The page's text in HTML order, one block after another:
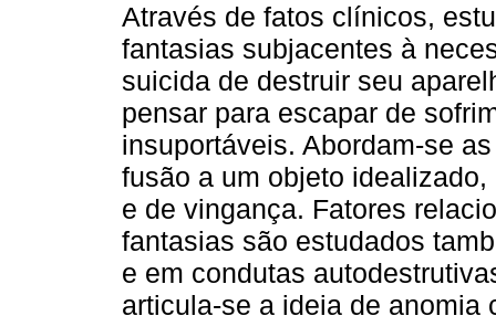
Através de fatos clínicos,
fantasias subjacentes à
suicida de destruir seu
pensar para escapar de
insuportáveis. Abordam-se
fusão a um objeto
e de vingança. Fatores
fantasias são estudados
e em condutas
articula-se a ideia de anomia